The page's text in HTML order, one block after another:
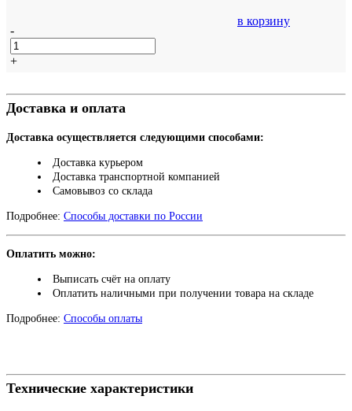
-
+
в корзину
Доставка и оплата
Доставка осуществляется следующими способами:
Доставка курьером
Доставка транспортной компанией
Самовывоз со склада
Подробнее: Способы доставки по России
Оплатить можно:
Выписать счёт на оплату
Оплатить наличными при получении товара на складе
Подробнее: Способы оплаты
Технические характеристики